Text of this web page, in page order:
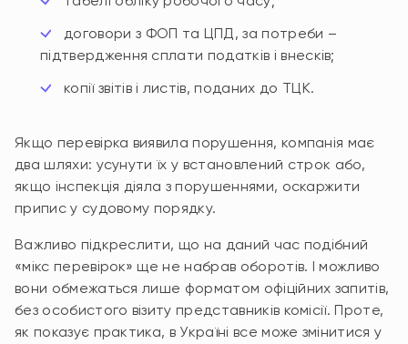
договори з ФОП та ЦПД, за потреби –
підтвердження сплати податків і внесків;
копії звітів і листів, поданих до ТЦК.
Якщо перевірка виявила порушення, компанія має
два шляхи: усунути їх у встановлений строк або,
якщо інспекція діяла з порушеннями, оскаржити
припис у судовому порядку.
Важливо підкреслити, що на даний час подібний
«мікс перевірок» ще не набрав оборотів. І можливо
вони обмежаться лише форматом офіційних запитів,
без особистого візиту представників комісії. Проте,
як показує практика, в Україні все може змінитися у